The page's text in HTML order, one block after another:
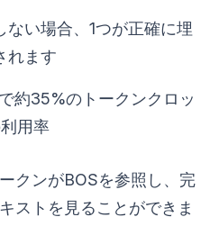
ない場合、1つが正確に埋
れます
約35%のトークンクロッ
用率
クンがBOSを参照し、完
ストを見ることができま